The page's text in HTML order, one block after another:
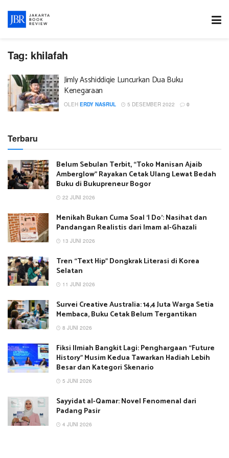
Tag: khilafah
Jimly Asshiddiqie Luncurkan Dua Buku
Kenegaraan
OLEH ERDY NASRUL 5 DESEMBER 2022 0
Terbaru
Belum Sebulan Terbit, “Toko Manisan Ajaib
Amberglow” Rayakan Cetak Ulang Lewat Bedah
Buku di Bukupreneur Bogor
22 JUNI 2026
Menikah Bukan Cuma Soal ‘I Do’: Nasihat dan
Pandangan Realistis dari Imam al-Ghazali
13 JUNI 2026
Tren “Text Hip” Dongkrak Literasi di Korea
Selatan
11 JUNI 2026
Survei Creative Australia: 14,4 Juta Warga Setia
Membaca, Buku Cetak Belum Tergantikan
8 JUNI 2026
Fiksi Ilmiah Bangkit Lagi: Penghargaan “Future
History” Musim Kedua Tawarkan Hadiah Lebih
Besar dan Kategori Skenario
5 JUNI 2026
Sayyidat al-Qamar: Novel Fenomenal dari
Padang Pasir
4 JUNI 2026